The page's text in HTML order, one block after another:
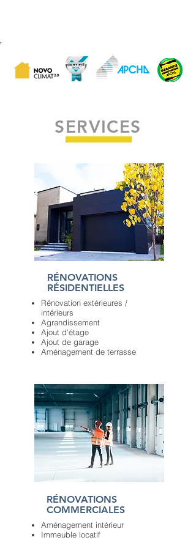
SERVICES
RÉNOVATIONS
RÉSIDENTIELLES
Rénovation extérieures /
intérieurs
Agrandissement
Ajout d'étage
Ajout de garage
Aménagement de terrasse
RÉNOVATIONS
COMMERCIALES
Aménagement intérieur
Immeuble locatif